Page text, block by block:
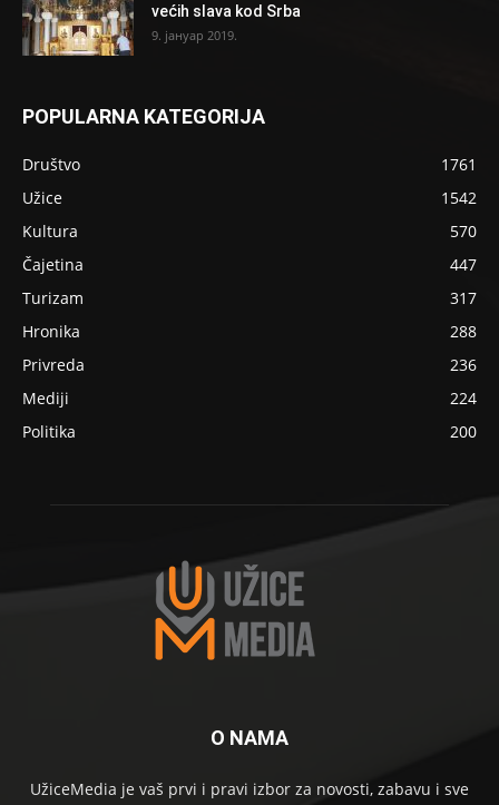
većih slava kod Srba
9. јануар 2019.
POPULARNA KATEGORIJA
Društvo
1761
Užice
1542
Kultura
570
Čajetina
447
Turizam
317
Hronika
288
Privreda
236
Mediji
224
Politika
200
O NAMA
UžiceMedia je vaš prvi i pravi izbor za novosti, zabavu i sve